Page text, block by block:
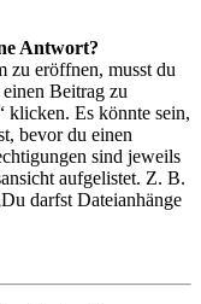
Antwort?
zu eröffnen, musst du
Beitrag zu
klicken. Es könnte sein,
bevor du einen
sind jeweils
aufgelistet. Z. B.
darfst Dateianhänge